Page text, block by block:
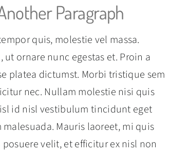
Paragraph
quis, molestie vel massa.
ornare nunc egestas et. Proin a
platea dictumst. Morbi tristique sem
nec. Nullam molestie nisi quis
id nisl vestibulum tincidunt eget
Mauris laoreet, mi quis
velit, et efficitur ex nisl non